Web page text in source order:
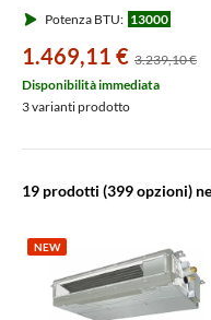
13000 BTU RAV-GM402ATP-
Potenza BTU: 13000
1.469,11 € 3.239,10 €
Disponibilità immediata
3 varianti prodotto
19 prodotti (399 opzioni)
NEW